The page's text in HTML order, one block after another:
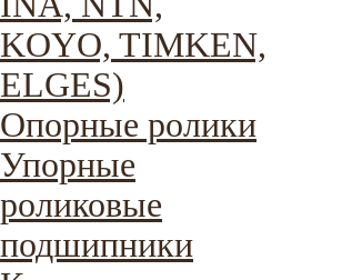
KOYO, TIMKEN,
ELGES)
Опорные ролики
Упорные
роликовые
подшипники